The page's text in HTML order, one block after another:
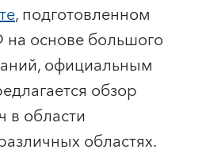
, подготовленном
основе большого
официальным
обзор
в области
областях.